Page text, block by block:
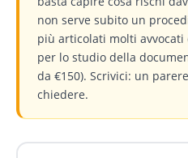
non serve subito un
più articolati molti
per lo studio della
da €150). Scrivici: un
chiedere.